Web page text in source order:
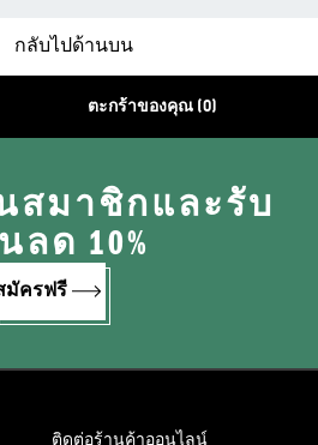
กลับไปด้านบน
ตะกร้าของคุณ (0)
สมาชิกและรับ
ลด 10%
มัครฟรี
ติดต่อร้านค้าออนไลน์